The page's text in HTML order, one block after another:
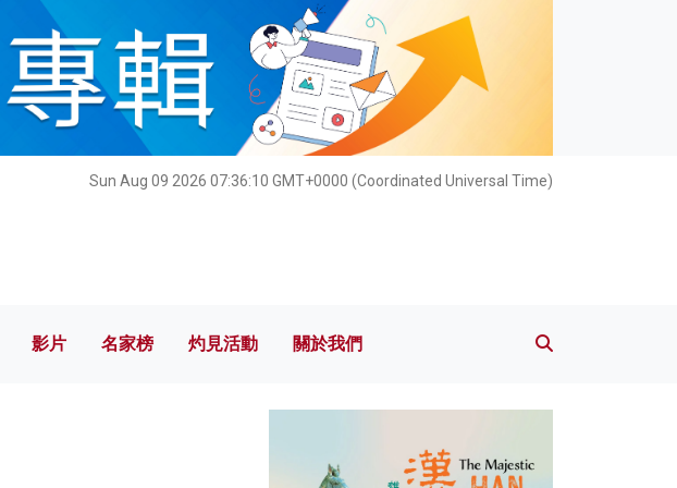
Sun Aug 09 2026 07:36:11 GMT+0000 (Coordinated Universal Time)
影片 名家榜 灼見活動 關於我們
影片 名家榜 灼見活動 關於我們